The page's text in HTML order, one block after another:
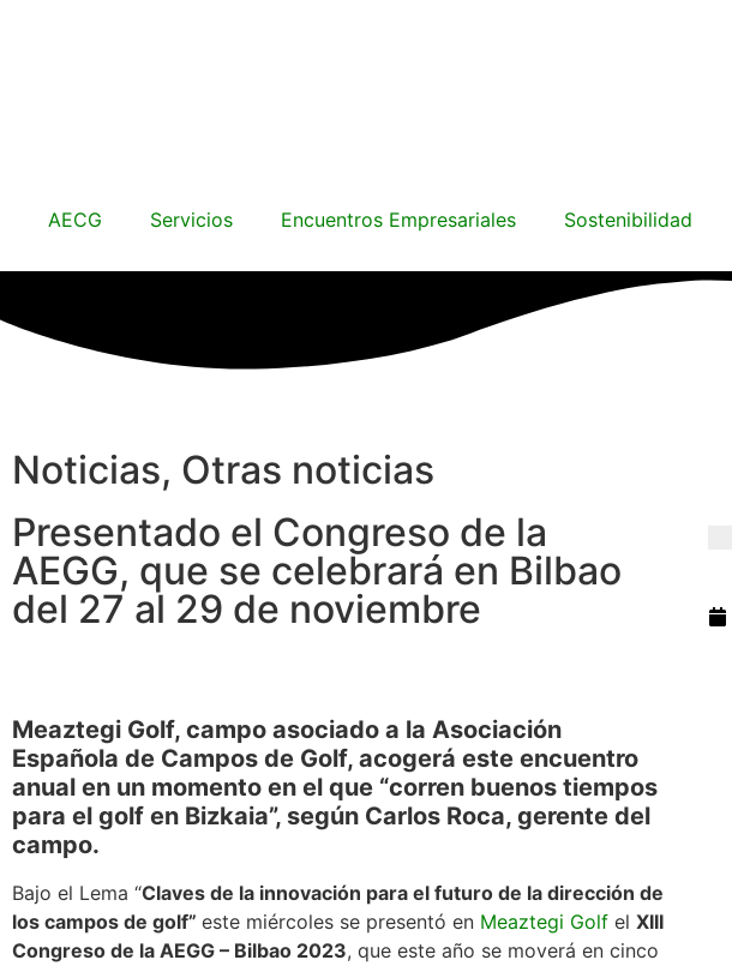
AECG Servicios Encuentros Empresariales Sostenibilidad
Noticias, Otras noticias
Presentado el Congreso de la
AEGG, que se celebrará en Bilbao
del 27 al 29 de noviembre
Meaztegi Golf, campo asociado a la Asociación
Española de Campos de Golf, acogerá este encuentro
anual en un momento en el que “corren buenos tiempos
para el golf en Bizkaia”, según Carlos Roca, gerente del
campo.
Bajo el Lema “Claves de la innovación para el futuro de la dirección de
los campos de golf” este miércoles se presentó en Meaztegi Golf el XIII
Congreso de la AEGG – Bilbao 2023, que este año se moverá en cinco